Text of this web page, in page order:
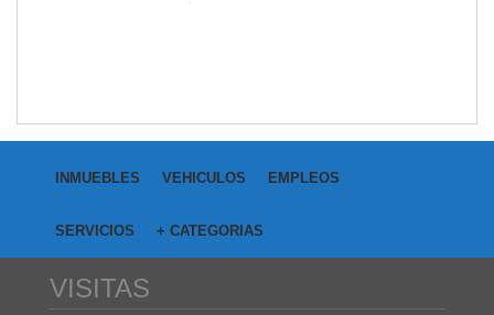
INMUEBLES VEHICULOS EMPLEOS
SERVICIOS + CATEGORIAS
VISITAS